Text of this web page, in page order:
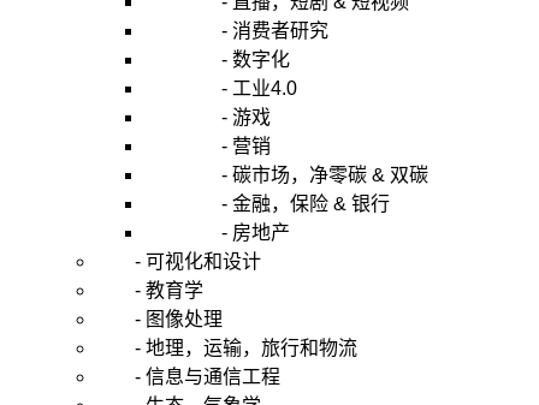
- 消费者研究
- 数字化
- 工业4.0
- 游戏
- 营销
- 碳市场，净零碳 & 双碳
- 金融，保险 & 银行
- 房地产
- 可视化和设计
- 教育学
- 图像处理
- 地理，运输，旅行和物流
- 信息与通信工程